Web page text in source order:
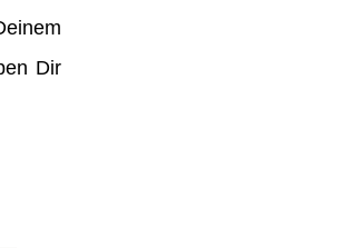
Dir